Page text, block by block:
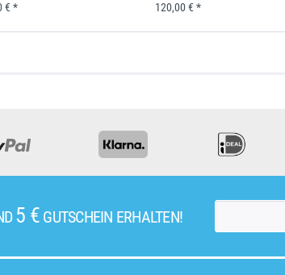
€ * 120,00 € *
5 € GUTSCHEIN ERHALTEN!